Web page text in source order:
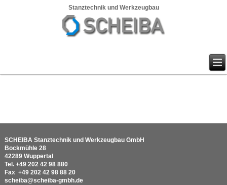
Stanztechnik und Werkzeugbau
SCHEIBA Stanztechnik und Werkzeugbau GmbH
Bockmühle 28
42289 Wuppertal
Tel. +49 202 42 98 880
Fax +49 202 42 98 88 20
scheiba@scheiba-gmbh.de